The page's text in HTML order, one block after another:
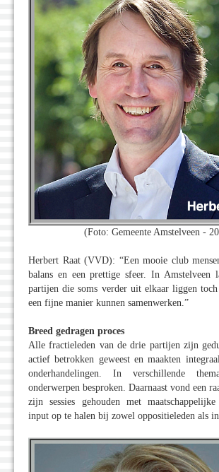
(Foto: Gemeente Amstelveen -
Herbert Raat (VVD): “Een mooie club
balans en een prettige sfeer. In Amstelveen
partijen die soms verder uit elkaar liggen
een fijne manier kunnen samenwerken.”
Breed gedragen proces
Alle fractieleden van de drie partijen zijn
actief betrokken geweest en maakten
onderhandelingen. In verschillende
onderwerpen besproken. Daarnaast vond een
zijn sessies gehouden met
input op te halen bij zowel oppositieleden als